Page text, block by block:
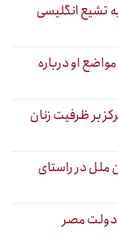
تشیع انگلیسی
او درباره
بر ظرفیت زنان
ملل در راستای
دولت مصر